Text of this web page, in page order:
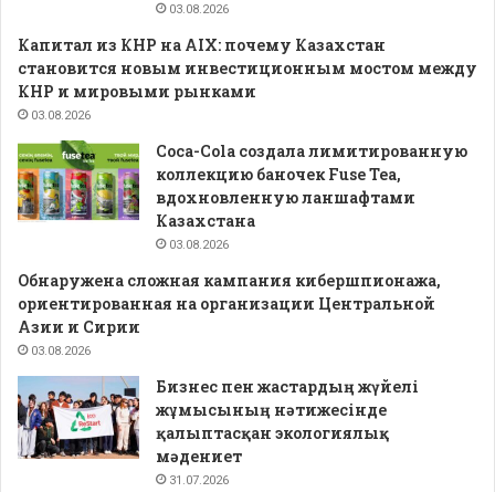
03.08.2026
Капитал из КНР на AIX: почему Казахстан
становится новым инвестиционным мостом между
КНР и мировыми рынками
03.08.2026
Coca-Cola создала лимитированную
коллекцию баночек Fuse Tea,
вдохновленную ланшафтами
Казахстана
03.08.2026
Обнаружена сложная кампания кибершпионажа,
ориентированная на организации Центральной
Азии и Сирии
03.08.2026
Бизнес пен жастардың жүйелі
жұмысының нәтижесінде
қалыптасқан экологиялық
мәдениет
31.07.2026